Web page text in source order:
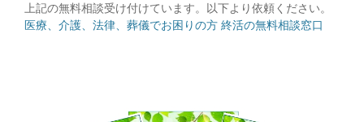
上記の無料相談受け付けています。以下より依頼ください。
医療、介護、法律、葬儀でお困りの方 終活の無料相談窓口